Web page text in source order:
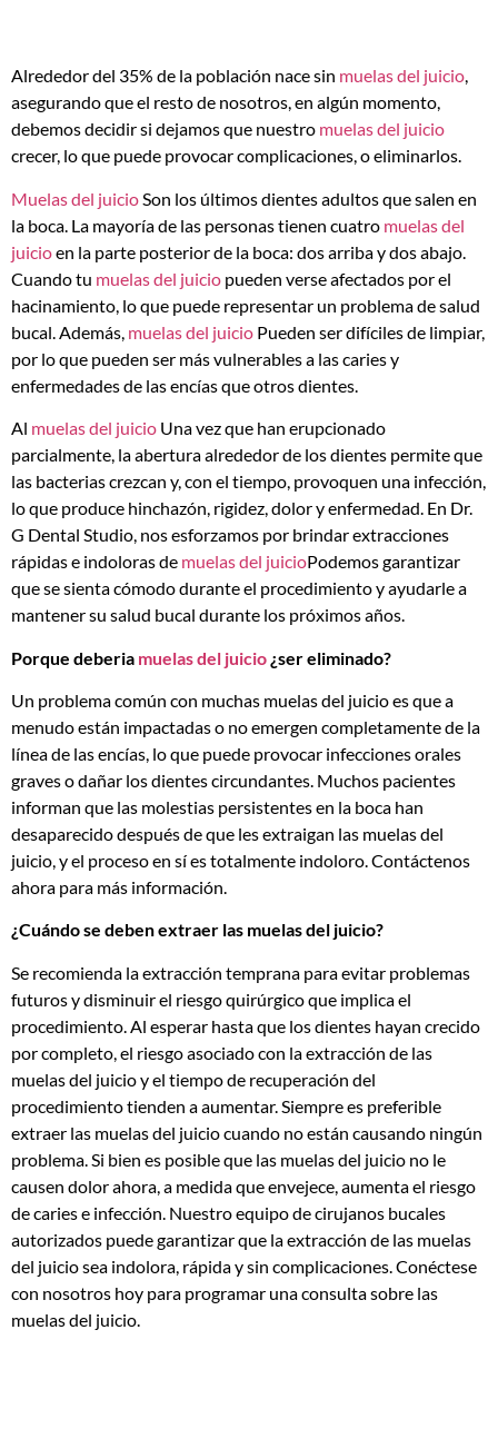
Alrededor del 35% de la población nace sin muelas del juicio,
asegurando que el resto de nosotros, en algún momento,
debemos decidir si dejamos que nuestro muelas del juicio
crecer, lo que puede provocar complicaciones, o eliminarlos.
Muelas del juicio Son los últimos dientes adultos que salen en
la boca. La mayoría de las personas tienen cuatro muelas del
juicioen la parte posterior de la boca: dos arriba y dos abajo.
Cuando tu muelas del juicio pueden verse afectados por el
hacinamiento, lo que puede representar un problema de salud
bucal. Además, muelas del juicio Pueden ser difíciles de limpiar,
por lo que pueden ser más vulnerables a las caries y
enfermedades de las encías que otros dientes.
Al muelas del juicio Una vez que han erupcionado
parcialmente, la abertura alrededor de los dientes permite que
las bacterias crezcan y, con el tiempo, provoquen una infección,
lo que produce hinchazón, rigidez, dolor y enfermedad. En Dr.
G Dental Studio, nos esforzamos por brindar extracciones
rápidas e indoloras de muelas del juicioPodemos garantizar
que se sienta cómodo durante el procedimiento y ayudarle a
mantener su salud bucal durante los próximos años.
Porque deberia muelas del juicio ¿ser eliminado?
Un problema común con muchas muelas del juicio es que a
menudo están impactadas o no emergen completamente de la
línea de las encías, lo que puede provocar infecciones orales
graves o dañar los dientes circundantes. Muchos pacientes
informan que las molestias persistentes en la boca han
desaparecido después de que les extraigan las muelas del
juicio, y el proceso en sí es totalmente indoloro. Contáctenos
ahora para más información.
¿Cuándo se deben extraer las muelas del juicio?
Se recomienda la extracción temprana para evitar problemas
futuros y disminuir el riesgo quirúrgico que implica el
procedimiento. Al esperar hasta que los dientes hayan crecido
por completo, el riesgo asociado con la extracción de las
muelas del juicio y el tiempo de recuperación del
procedimiento tienden a aumentar. Siempre es preferible
extraer las muelas del juicio cuando no están causando ningún
problema. Si bien es posible que las muelas del juicio no le
causen dolor ahora, a medida que envejece, aumenta el riesgo
de caries e infección. Nuestro equipo de cirujanos bucales
autorizados puede garantizar que la extracción de las muelas
del juicio sea indolora, rápida y sin complicaciones. Conéctese
con nosotros hoy para programar una consulta sobre las
muelas del juicio.